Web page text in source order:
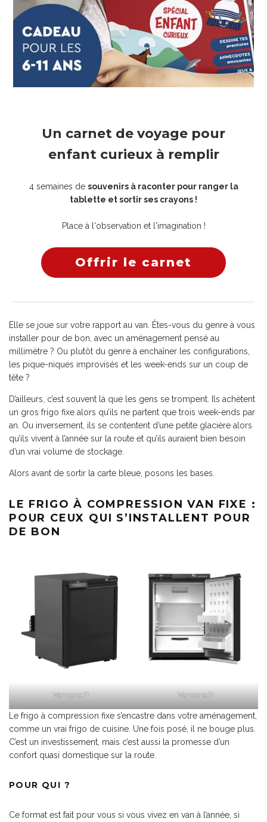
Un carnet de voyage pour
enfant curieux à remplir
4 semaines de souvenirs à raconter pour ranger la
tablette et sortir ses crayons !
Place à l'observation et l'imagination !
Offrir le carnet
Elle se joue sur votre rapport au van. Êtes-vous du genre à vous
installer pour de bon, avec un aménagement pensé au
millimètre ? Ou plutôt du genre à enchaîner les configurations,
les pique-niques improvisés et les week-ends sur un coup de
tête ?
D’ailleurs, c’est souvent là que les gens se trompent. Ils achètent
un gros frigo fixe alors qu’ils ne partent que trois week-ends par
an. Ou inversement, ils se contentent d’une petite glacière alors
qu’ils vivent à l’année sur la route et qu’ils auraient bien besoin
d’un vrai volume de stockage.
Alors avant de sortir la carte bleue, posons les bases.
LE FRIGO À COMPRESSION VAN FIXE :
POUR CEUX QUI S’INSTALLENT POUR
DE BON
Vancore.fr Vancore.fr
Le frigo à compression fixe s’encastre dans votre aménagement,
comme un vrai frigo de cuisine. Une fois posé, il ne bouge plus.
C’est un investissement, mais c’est aussi la promesse d’un
confort quasi domestique sur la route.
POUR QUI ?
Ce format est fait pour vous si vous vivez en van à l’année, si